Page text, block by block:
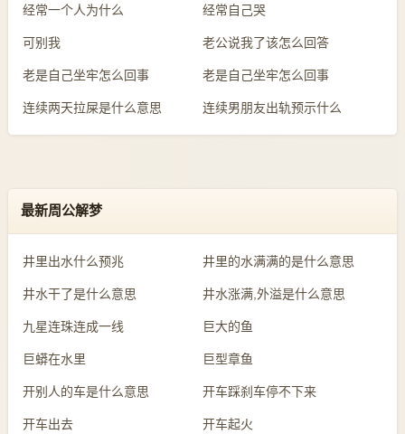
经常一个人为什么 经常自己哭
可别我 老公说我了该怎么回答
老是自己坐牢怎么回事 老是自己坐牢怎么回事
连续两天拉屎是什么意思 连续男朋友出轨预示什么
最新周公解梦
井里出水什么预兆 井里的水满满的是什么意思
井水干了是什么意思 井水涨满,外溢是什么意思
九星连珠连成一线 巨大的鱼
巨蟒在水里 巨型章鱼
开别人的车是什么意思 开车踩刹车停不下来
开车出去 开车起火